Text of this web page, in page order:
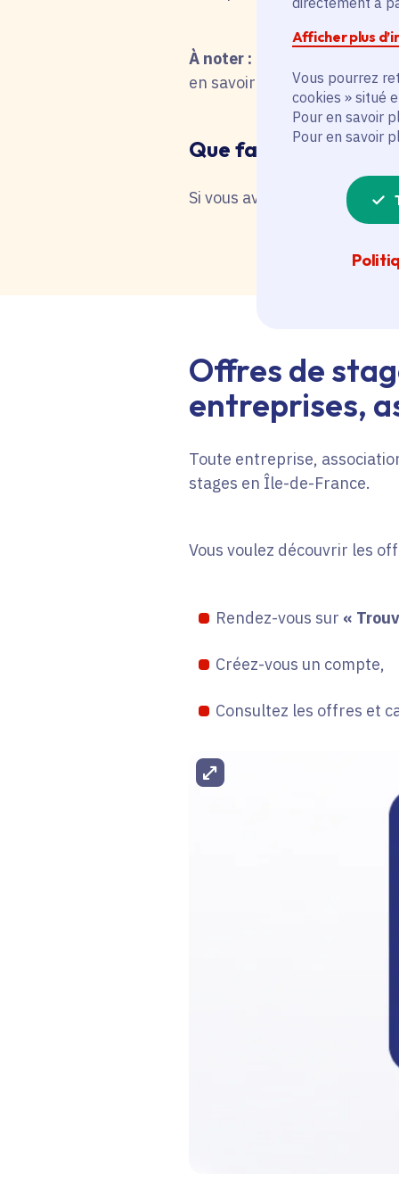
Afficher plus
Vous pourrez
cookies » situé
Pour en savoir
Pour en savoir
À noter :
pour une
en savoir plus en
Que faire en cas de
Si vous avez besoin d'une
Offres de
entreprises,
Toute entreprise,
stages en Île-de-France.
Vous voulez découvrir les
Rendez-vous sur «
Créez-vous un compte,
Consultez les offres et
Agrandir l'image